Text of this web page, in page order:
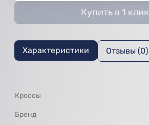
Купить в 1 клик
Характеристики Отзывы (0)
Кроссы
Бренд